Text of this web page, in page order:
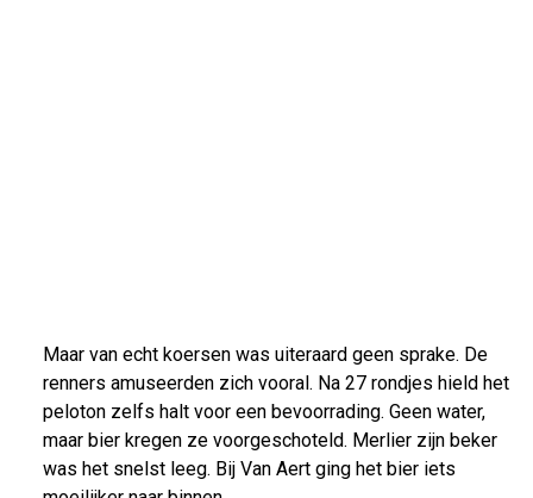
Maar van echt koersen was uiteraard geen sprake. De
renners amuseerden zich vooral. Na 27 rondjes hield het
peloton zelfs halt voor een bevoorrading. Geen water,
maar bier kregen ze voorgeschoteld. Merlier zijn beker
was het snelst leeg. Bij Van Aert ging het bier iets